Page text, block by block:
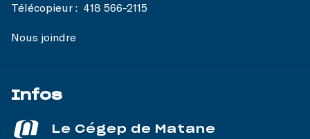
Télécopieur : 418 566-2115
Nous joindre
Infos
Le Cégep de Matane